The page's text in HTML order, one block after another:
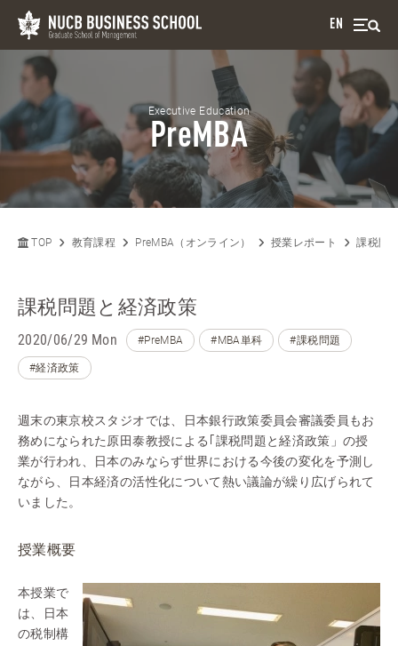
EN
Executive Education
PreMBA
TOP 教育課程 PreMBA（オンライン） 授業レポート 課税問
課税問題と経済政策
2020/06/29 Mon #PreMBA #MBA単科 #課税問題
#経済政策
週末の東京校スタジオでは、日本銀行政策委員会審議委員もお
務めになられた原田泰教授による｢課税問題と経済政策」の授
業が行われ、日本のみならず世界における今後の変化を予測し
ながら、日本経済の活性化について熱い議論が繰り広げられて
いました。
授業概要
本授業で
は、日本
の税制構